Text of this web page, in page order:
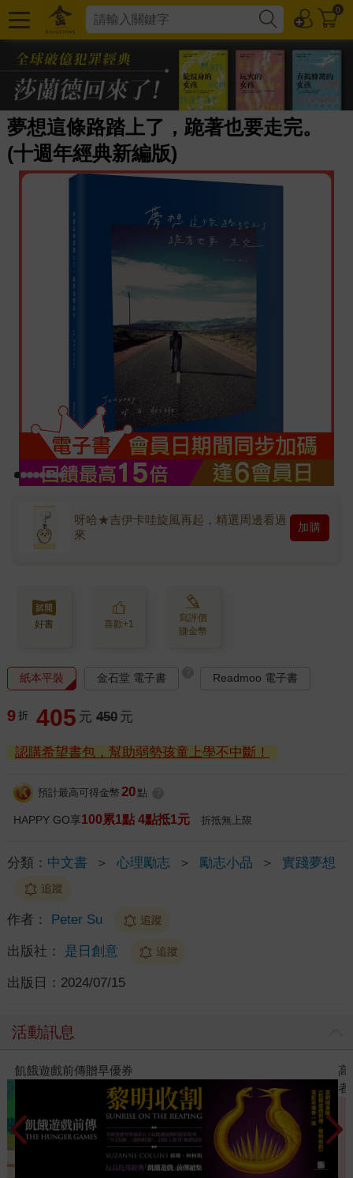
0
夢想這條路踏上了，跪著也要走完。
(十週年經典新編版)
呀哈★吉伊卡哇旋風再起，精選周邊看過
來
加購
好書 喜歡+1
寫評價
賺金幣
紙本平裝 金石堂 電子書 Readmoo 電子書
9 折 405 元 450 元
認購希望書包，幫助弱勢孩童上學不中斷！
預計最高可得金幣 20 點
HAPPY GO享100累1點 4點抵1元 折抵無上限
分類： 中文書 ＞ 心理勵志 ＞ 勵志小品 ＞ 實踐夢想
追蹤
作者： Peter Su 追蹤
出版社： 是日創意 追蹤
出版日： 2024/07/15
活動訊息
高功能倖存者：如果不「有用」，我還值得被愛嗎？（限量作